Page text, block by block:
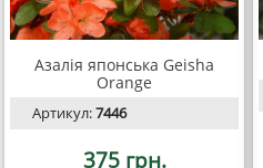
Азалія японська Geisha
Orange
Артикул:7446
375 грн.